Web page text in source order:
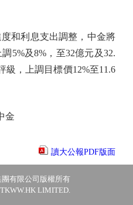
和利息支出調整，中金將
5%及8%，至32億元及32.
級，上調目標價12%至11.6
金
讀大公報PDF版面
有限公司版權所有
LIMITED.